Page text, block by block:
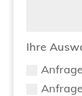
Ihre